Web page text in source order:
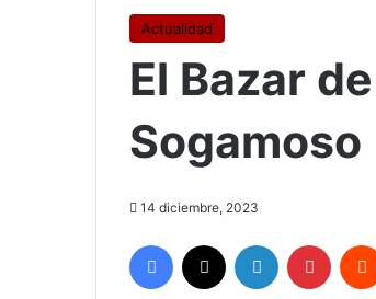
Actualidad
El Bazar
Sogamoso
14 diciembre, 2023
Facebook LinkedIn